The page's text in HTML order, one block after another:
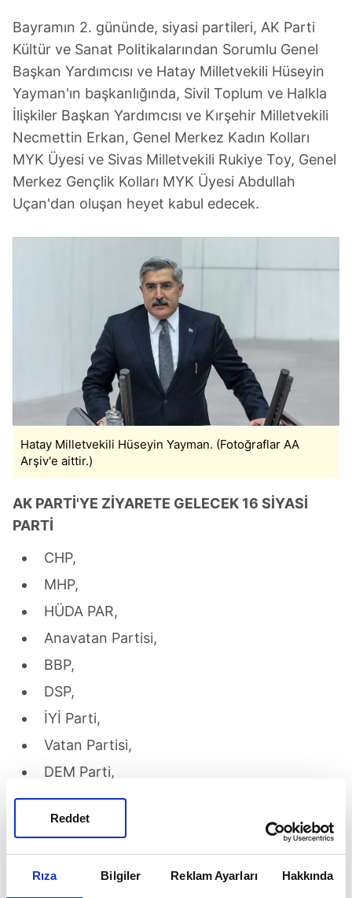
Rıza Bilgiler Reklam Ayarları Hakkında
Reddet
Bayramın 2. gününde, siyasi partileri, AK Parti
Kültür ve Sanat Politikalarından Sorumlu Genel
Başkan Yardımcısı ve Hatay Milletvekili Hüseyin
Yayman'ın başkanlığında, Sivil Toplum ve Halkla
İlişkiler Başkan Yardımcısı ve Kırşehir Milletvekili
Necmettin Erkan, Genel Merkez Kadın Kolları
MYK Üyesi ve Sivas Milletvekili Rukiye Toy, Genel
Merkez Gençlik Kolları MYK Üyesi Abdullah
Uçan'dan oluşan heyet kabul edecek.
Hatay Milletvekili Hüseyin Yayman. (Fotoğraflar AA
Arşiv'e aittir.)
AK PARTİ'YE ZİYARETE GELECEK 16 SİYASİ
PARTİ
CHP,
MHP,
HÜDA PAR,
Anavatan Partisi,
BBP,
DSP,
İYİ Parti,
Vatan Partisi,
DEM Parti,
Doğru Yol Partisi,
Saadet Partisi,
Yeniden Refah Partisi,
Gelecek Partisi,